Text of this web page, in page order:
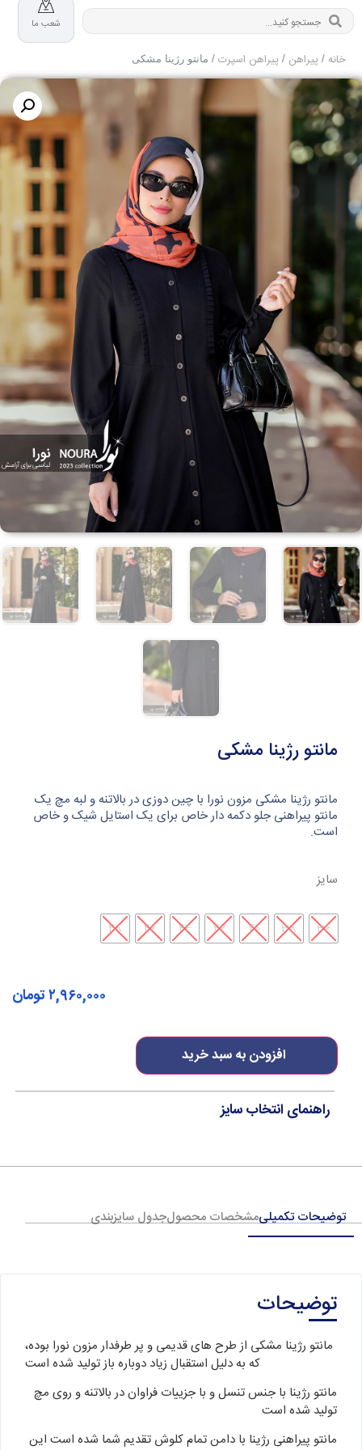
شعب ما
خانه / پیراهن / پیراهن اسپرت / مانتو رژینا مشکی
مانتو رژینا مشکی
مانتو رژینا مشکی مزون نورا با چین دوزی در بالاتنه و لبه مچ یک
مانتو پیراهنی جلو دکمه دار خاص برای یک استایل شیک و خاص
است.
سایز
36
38
40
42
44
46
48
افزودن به سبد خرید
۲,۹۶۰,۰۰۰تومان
راهنمای انتخاب سایز
توضیحات تکمیلیمشخصات محصولجدول سایزبندی
توضیحات
مانتو رژینا مشکی از طرح های قدیمی و پر طرفدار مزون نورا بوده،
که به دلیل استقبال زیاد دوباره باز تولید شده است
مانتو رژینا با جنس تنسل و با جزییات فراوان در بالاتنه و روی مچ
تولید شده است
مانتو پیراهنی رژینا با دامن تمام کلوش تقدیم شما شده است این